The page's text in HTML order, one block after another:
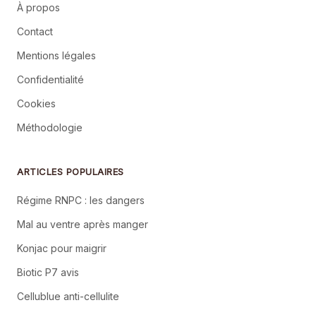
À propos
Contact
Mentions légales
Confidentialité
Cookies
Méthodologie
ARTICLES POPULAIRES
Régime RNPC : les dangers
Mal au ventre après manger
Konjac pour maigrir
Biotic P7 avis
Cellublue anti-cellulite